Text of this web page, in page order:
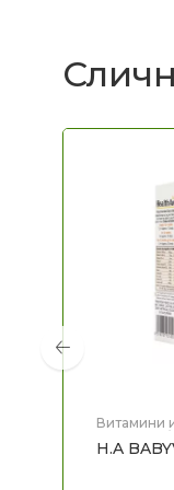
Витамини
бебе и
H.A